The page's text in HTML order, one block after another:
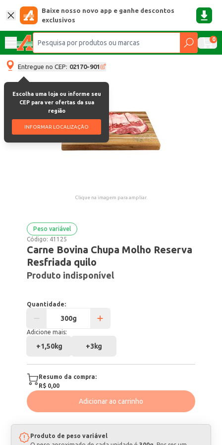
Baixe nosso novo app e ganhe descontos
exclusivos
0
Entregue no CEP: 02170-901
Escolha uma loja ou informe seu
CEP para ver ofertas da sua
região
INFORMAR LOCALIZAÇÃO
Clique na imagem para ampliar.
Peso variável
Código: 41125
Carne Bovina Chupa Molho Reserva
Resfriada quilo
Produto indisponível
Quantidade:
Adicione mais:
+1,50kg +3kg
Resumo da compra:
R$ 0,00
Adicionar ao carrinho
Produto de peso variável